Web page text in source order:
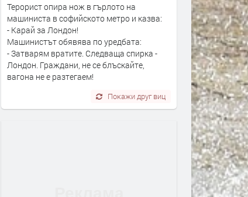
Терорист опира нож в гърлото на
машиниста в софийското метро и казва:
- Карай за Лондон!
Машинистът обявява по уредбата:
- Затварям вратите. Следваща спирка -
Лондон. Граждани, не се блъскайте,
вагона не е разтегаем!
Покажи друг виц